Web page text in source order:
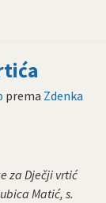
prema Zdenka
za Dječji vrtić
Matić, s.